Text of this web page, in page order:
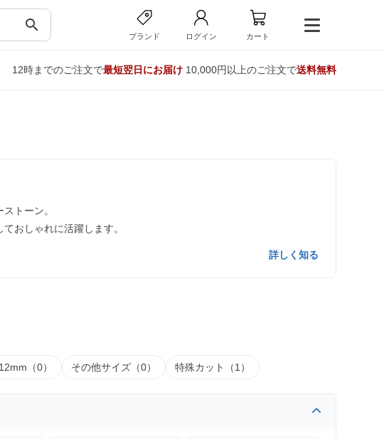
search
ブランド ログイン カート
12時までのご注文で最短翌日にお届け10,000円以上のご注文で送料無料
トーン。
おしゃれに活躍します。
詳しく知る
12mm（0） その他サイズ（0） 特殊カット（1）